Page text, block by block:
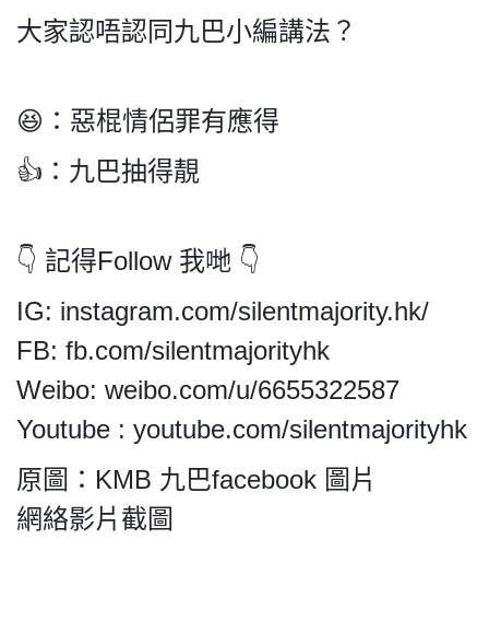
大家認唔認同九巴小編講法？
😆：惡棍情侶罪有應得
👍：九巴抽得靚
👇 記得Follow 我哋 👇
IG: instagram.com/silentmajority.hk/
FB: fb.com/silentmajorityhk
Weibo: weibo.com/u/6655322587
Youtube : youtube.com/silentmajorityhk
原圖：KMB 九巴facebook 圖片
網絡影片截圖